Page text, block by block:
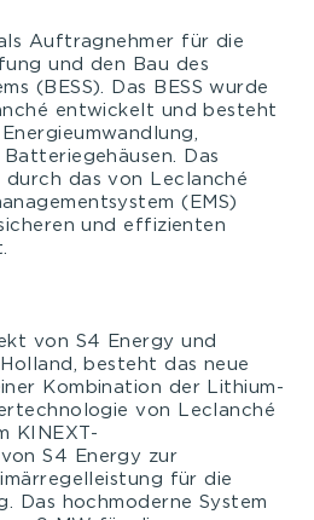
Auftragnehmer für die
und den Bau des
(BESS). Das BESS wurde
entwickelt und besteht
Das
durch das von Leclanché
(EMS)
und effizienten
von S4 Energy und
besteht das neue
Kombination der Lithium-
von Leclanché
KINEXT-
S4 Energy zur
für die
Das hochmoderne System